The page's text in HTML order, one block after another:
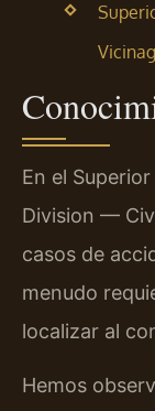
En el
Division —
casos de
menudo
localizar al
Hemos